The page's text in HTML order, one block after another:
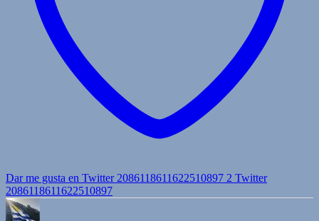
Dar me gusta en Twitter 2086118611622510897 2 Twitter
2086118611622510897